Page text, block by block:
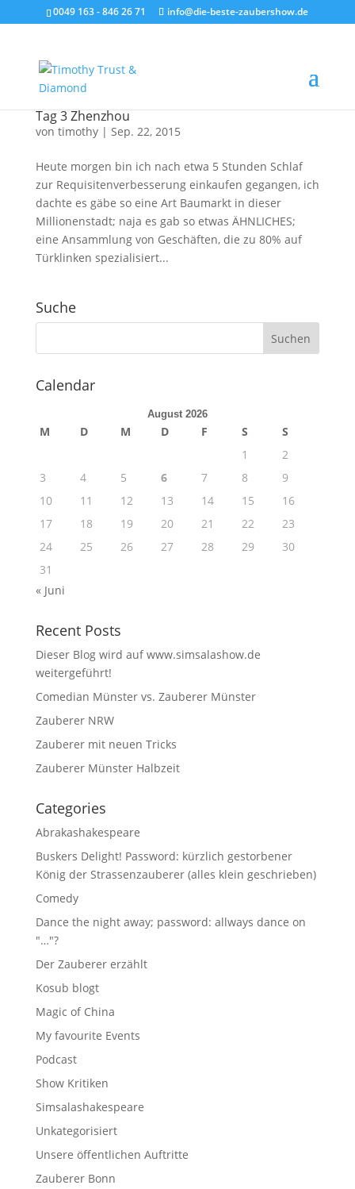
0049 163 - 846 26 71 info@die-beste-zaubershow.de
Tag 3 Zhenzhou
von timothy| Sep. 22, 2015
Heute morgen bin ich nach etwa 5 Stunden Schlaf
zur Requisitenverbesserung einkaufen gegangen, ich
dachte es gäbe so eine Art Baumarkt in dieser
Millionenstadt; naja es gab so etwas ÄHNLICHES;
eine Ansammlung von Geschäften, die zu 80% auf
Türklinken spezialisiert...
Suche
Calendar
August 2026
M D M D F S
S
1
2
3
4 5 6 7 8
9
10
11 12 13 14 15
16
17
18 19 20 21 22
23
24
25 26 27 28 29
30
31
« Juni
Recent Posts
Dieser Blog wird auf www.simsalashow.de
weitergeführt!
Comedian Münster vs. Zauberer Münster
Zauberer NRW
Zauberer mit neuen Tricks
Zauberer Münster Halbzeit
Categories
Abrakashakespeare
Buskers Delight! Password: kürzlich gestorbener
König der Strassenzauberer (alles klein geschrieben)
Comedy
Dance the night away; password: allways dance on
"…"?
Der Zauberer erzählt
Kosub blogt
Magic of China
My favourite Events
Podcast
Show Kritiken
Simsalashakespeare
Unkategorisiert
Unsere öffentlichen Auftritte
Zauberer Bonn